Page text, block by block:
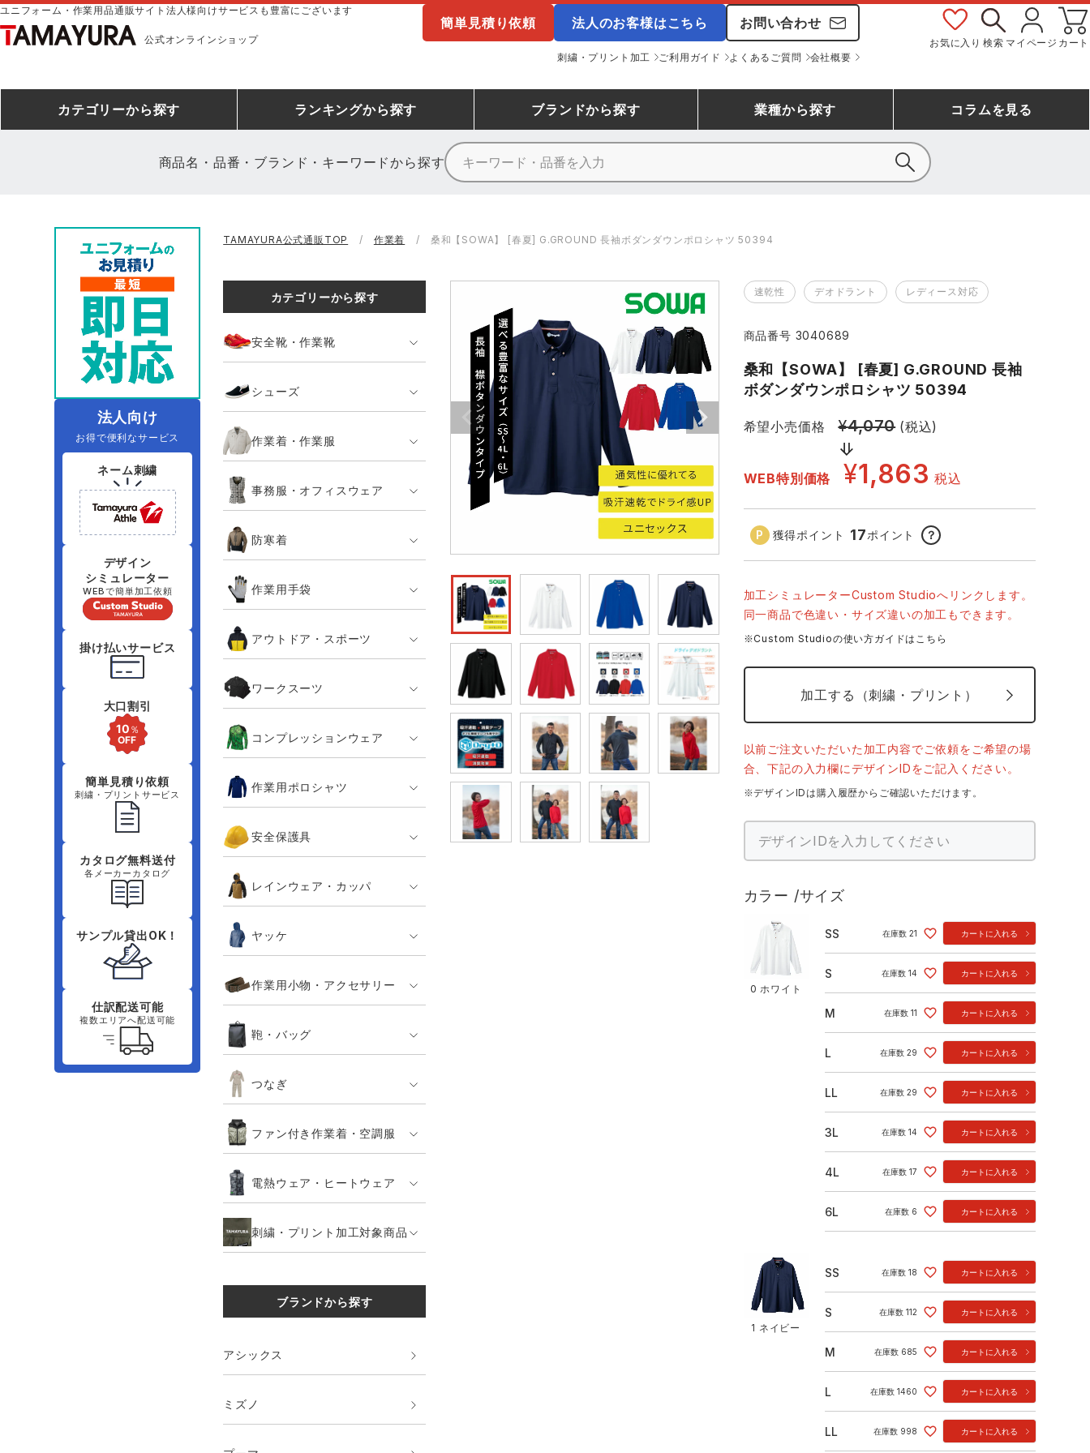
ユニフォーム・作業用品通販サイト法人様向けサービスも豊富にございます
公式オンラインショップ
簡単見積り依頼 法人のお客様はこちら お問い合わせ
刺繍・プリント加工 ご利用ガイド よくあるご質問 会社概要
お気に入り 検索 マイページ カート
カテゴリーから探す
防寒着
コンプレッションウェア 作業用ポロシャツ 安全保護具 レインウェア・カッパ
ヤッケ 作業用小物・アクセサリー類 鞄・バッグ類
ファン付きウェア（空調服シリー
ズ）
電熱ウェア・ヒートウェア 刺繍・プリント加工対象商品
ランキングから探す
ミズノ安全靴ランキング
空調服ランキング コンプレッションウェアランキング 作業用ポロシャツランキング 作業用手袋ランキング
レインウェアランキング アイズフロンティア ランキング TSDESIGN ランキング
アイトス ランキング ジーベック ランキング
ネーム刺繍・プリント加工対象商品
ファン付きウェア
防寒
カジュアル
ブランドから探す
アイズフロンティア
クロダルマ 桑和 山田辰
住商モンブラン ボンマックス GUSH FORCE GDジャパン カーシーカシマ
シンメン 日進ゴム ハイパーV
タカヤ商事 エアークラフト セロリー 大阪支店
アタックベース サンエス 中塚被服 イーブンリバー スターライト工業 東洋物産工業
藤井電工 福山ゴム工業
ビッグボーン商事株式会
社
業種から探す
農作業服
DIY・日曜大工作業服 飲食店ユニフォーム 運送・倉庫作業服 清掃・ビルメンテ作業服
夜間・高視認性安全服 医療白衣・介護服
コラムを見る
商品名・品番・ブランド・キーワードから探す
法人向け
お得で便利なサービス
ネーム刺繍
デザイン
シミュレーター
WEBで簡単加工依頼
掛け払いサービス
大口割引
簡単見積り依頼
刺繍・プリントサービス
カタログ無料送付
各メーカーカタログ
サンプル貸出OK！
仕訳配送可能
複数エリアへ配送可能
TAMAYURA公式通販TOP 作業着 桑和【SOWA】 [春夏] G.GROUND 長袖ボダンダウンポロシャツ 50394
カテゴリーから探す
安全靴・作業靴
シューズ
作業着・作業服
事務服・オフィスウェア
防寒着
作業用手袋
アウトドア・スポーツ
ワークスーツ
コンプレッションウェア
作業用ポロシャツ
安全保護具
レインウェア・カッパ
ヤッケ
作業用小物・アクセサリー
鞄・バッグ
つなぎ
ファン付き作業着・空調服
電熱ウェア・ヒートウェア
刺繍・プリント加工対象商品
ブランドから探す
アシックス
ミズノ
0 ホワイト
速乾性 デオドラント レディース対応
商品番号 3040689
桑和【SOWA】 [春夏] G.GROUND 長袖
ボダンダウンポロシャツ 50394
希望小売価格 ¥4,070 (税込)
WEB特別価格 ¥1,863 税込
獲得ポイント 17ポイント ？
加工シミュレーターCustom Studioへリンクします。
同一商品で色違い・サイズ違いの加工もできます。
※Custom Studioの使い方ガイドはこちら
加工する（刺繍・プリント）
以前ご注文いただいた加工内容でご依頼をご希望の場
合、下記の入力欄にデザインIDをご記入ください。
※デザインIDは購入履歴からご確認いただけます。
カラー サイズ
0 ホワイト
SS 在庫数 21 カートに入れる
S 在庫数 14 カートに入れる
M 在庫数 11 カートに入れる
L 在庫数 29 カートに入れる
LL 在庫数 29 カートに入れる
3L 在庫数 14 カートに入れる
4L 在庫数 17 カートに入れる
6L 在庫数 6 カートに入れる
1 ネイビー
SS 在庫数 18 カートに入れる
S 在庫数 112 カートに入れる
M 在庫数 685 カートに入れる
L 在庫数 1460 カートに入れる
LL 在庫数 998 カートに入れる